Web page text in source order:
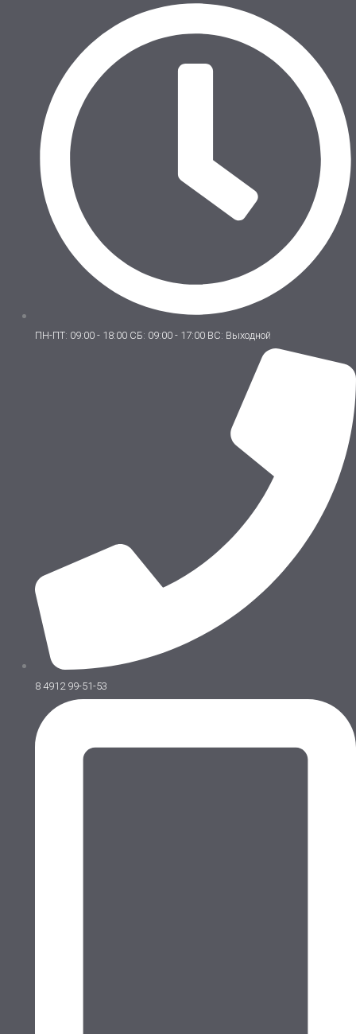
ПН-ПТ: 09:00 - 18:00 СБ: 09:00 - 17:00 ВС: Выходной
8 4912 99-51-53